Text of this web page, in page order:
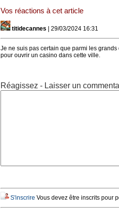
Vos réactions à cet article
titidecannes | 29/03/2024 16:31
Je ne suis pas certain que parmi les
pour ouvrir un casino dans cette ville.
Réagissez - Laisser un
S'inscrire Vous devez être inscrits pour